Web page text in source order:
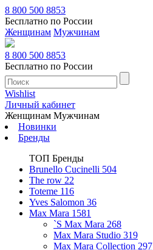
8 800 500 8853
Бесплатно по России
Женщинам Мужчинам
8 800 500 8853
Бесплатно по России
Wishlist
Личный кабинет
Женщинам Мужчинам
Новинки
Бренды
ТОП Бренды
Brunello Cucinelli 504
The row 22
Toteme 116
Yves Salomon 36
Max Mara 1581
`S Max Mara 268
Max Mara Studio 319
Max Mara Collection 297